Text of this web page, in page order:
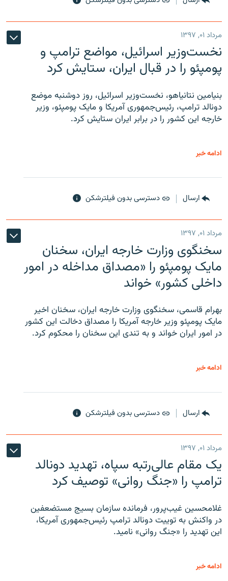
مرداد ۰۱, ۱۳۹۷
نخست‌وزیر اسرائیل، مواضع ترامپ و
پومپئو را در قبال ایران، ستایش کرد
بنیامین نتانیاهو، نخست‌وزیر اسرائیل، روز دوشنبه موضع
دونالد ترامپ، رئیس‌جمهوری آمریکا و مایک پومپئو، وزیر
خارجه این کشور را در برابر ایران ستایش کرد.
ادامه خبر
ارسال دسترسی بدون فیلترشکن
مرداد ۰۱, ۱۳۹۷
سخنگوی وزارت خارجه ایران، سخنان
مایک پومپئو را «مصداق مداخله در امور
داخلی کشور» خواند
بهرام قاسمی، سخنگوی وزارت خارجه ایران، سخنان اخیر
مایک پومپئو وزیر خارجه آمریکا را مصداق دخالت این کشور
در امور ایران خواند و به تندی این سخنان را محکوم کرد.
ادامه خبر
ارسال دسترسی بدون فیلترشکن
مرداد ۰۱, ۱۳۹۷
یک مقام عالی‌رتبه سپاه، تهدید دونالد
ترامپ را «جنگ روانی» توصیف کرد
غلامحسین غیب‌پرور، فرمانده سازمان بسیج مستضعفین
در واکنش به توییت دونالد ترامپ رئیس‌جمهوری آمریکا،
این تهدید را «جنگ روانی» نامید.
ادامه خبر